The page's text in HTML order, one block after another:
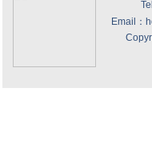
Email：